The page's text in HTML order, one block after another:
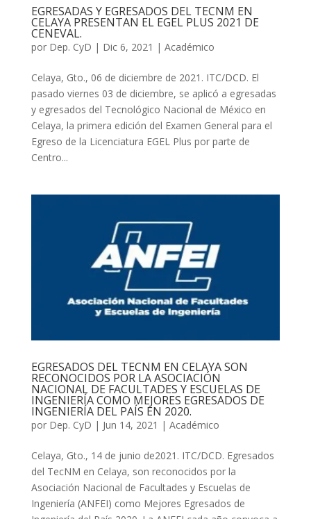
EGRESADAS Y EGRESADOS DEL TECNM EN
CELAYA PRESENTAN EL EGEL PLUS 2021 DE
CENEVAL.
por Dep. CyD | Dic 6, 2021 | Académico
Celaya, Gto., 06 de diciembre de 2021. ITC/DCD. El
pasado viernes 03 de diciembre, se aplicó a egresadas
y egresados del Tecnológico Nacional de México en
Celaya, la primera edición del Examen General para el
Egreso de la Licenciatura EGEL Plus por parte de
Centro...
EGRESADOS DEL TECNM EN CELAYA SON
RECONOCIDOS POR LA ASOCIACIÓN
NACIONAL DE FACULTADES Y ESCUELAS DE
INGENIERÍA COMO MEJORES EGRESADOS DE
INGENIERÍA DEL PAÍS EN 2020.
por Dep. CyD | Jun 14, 2021 | Académico
Celaya, Gto., 14 de junio de2021. ITC/DCD. Egresados
del TecNM en Celaya, son reconocidos por la
Asociación Nacional de Facultades y Escuelas de
Ingeniería (ANFEI) como Mejores Egresados de